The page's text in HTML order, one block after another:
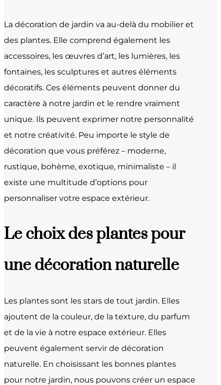
La décoration de jardin va au-delà du mobilier et
des plantes. Elle comprend également les
accessoires, les œuvres d’art, les lumières, les
fontaines, les sculptures et autres éléments
décoratifs. Ces éléments peuvent donner du
caractère à notre jardin et le rendre vraiment
unique. Ils peuvent exprimer notre personnalité
et notre créativité. Peu importe le style de
décoration que vous préférez – moderne,
rustique, bohème, exotique, minimaliste – il
existe une multitude d’options pour
personnaliser votre espace extérieur.
Le choix des plantes pour
une décoration naturelle
Les plantes sont les stars de tout jardin. Elles
ajoutent de la couleur, de la texture, du parfum
et de la vie à notre espace extérieur. Elles
peuvent également servir de décoration
naturelle. En choisissant les bonnes plantes
pour notre jardin, nous pouvons créer un espace